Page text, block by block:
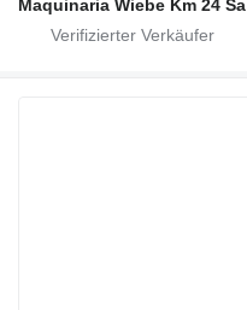
Maquinaria Wiebe Km 24 Sa